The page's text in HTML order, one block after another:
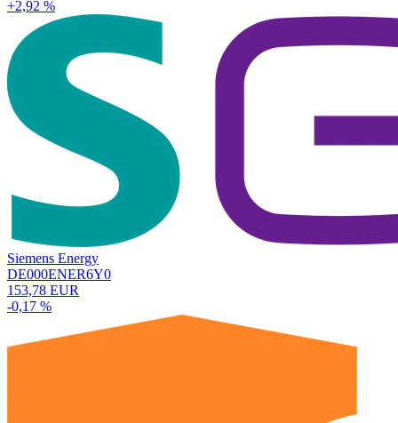
+2,92 %
Siemens Energy
DE000ENER6Y0
153,78 EUR
-0,17 %